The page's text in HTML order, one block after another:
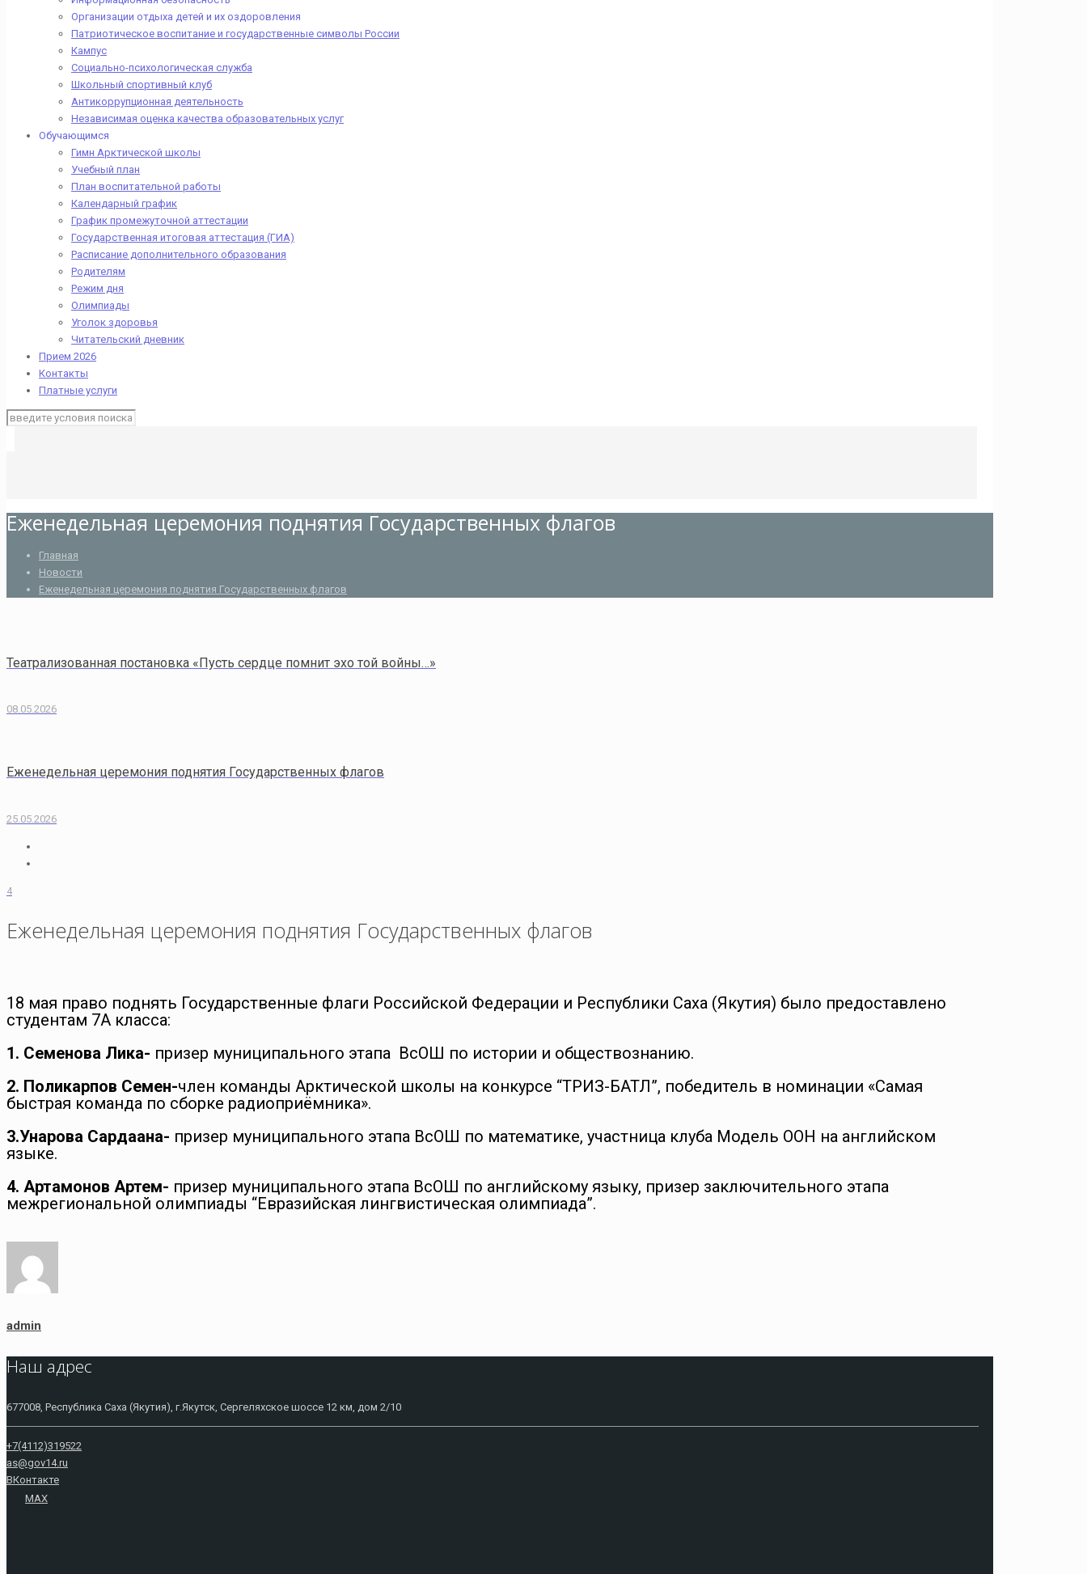
Организации отдыха детей и их оздоровления
Патриотическое воспитание и государственные символы России
Кампус
Социально-психологическая служба
Школьный спортивный клуб
Антикоррупционная деятельность
Независимая оценка качества образовательных услуг
Обучающимся
Гимн Арктической школы
Учебный план
План воспитательной работы
Календарный график
График промежуточной аттестации
Государственная итоговая аттестация (ГИА)
Расписание дополнительного образования
Родителям
Режим дня
Олимпиады
Уголок здоровья
Читательский дневник
Прием 2026
Контакты
Платные услуги
Еженедельная церемония поднятия Государственных флагов
Главная
Новости
Еженедельная церемония поднятия Государственных флагов
Театрализованная постановка «Пусть сердце помнит эхо той войны…»
08.05.2026
Еженедельная церемония поднятия Государственных флагов
25.05.2026
4
Еженедельная церемония поднятия Государственных флагов
18 мая право поднять Государственные флаги Российской Федерации и Республики Саха (Якутия) было предоставлено
студентам 7А класса:
1. Семенова Лика- призер муниципального этапа ВсОШ по истории и обществознанию.
2. Поликарпов Семен-член команды Арктической школы на конкурсе “ТРИЗ-БАТЛ”, победитель в номинации «Самая
быстрая команда по сборке радиоприёмника».
3.Унарова Сардаана- призер муниципального этапа ВсОШ по математике, участница клуба Модель ООН на английском
языке.
4. Артамонов Артем- призер муниципального этапа ВсОШ по английскому языку, призер заключительного этапа
межрегиональной олимпиады “Евразийская лингвистическая олимпиада”.
admin
Наш адрес
677008, Республика Саха (Якутия), г.Якутск, Сергеляхское шоссе 12 км, дом 2/10
+7(4112)319522
as@gov14.ru
ВКонтакте
MAX